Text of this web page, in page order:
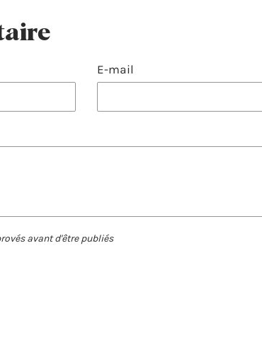
E-mail
avant d'être publiés